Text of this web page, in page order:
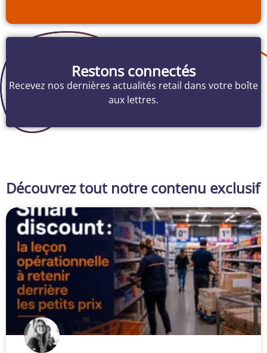
Restons connectés
Recevez nos dernières actualités retail dans votre boîte
aux lettres.
Découvrez tout notre contenu exclusif